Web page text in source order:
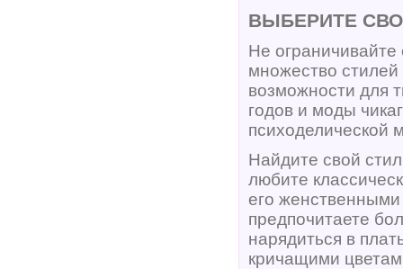
ВЫБЕРИТЕ
Не
множество
возможности для
годов и моды
психоделической
Найдите свой
любите
его
предпочитаете
нарядиться в
кричащими